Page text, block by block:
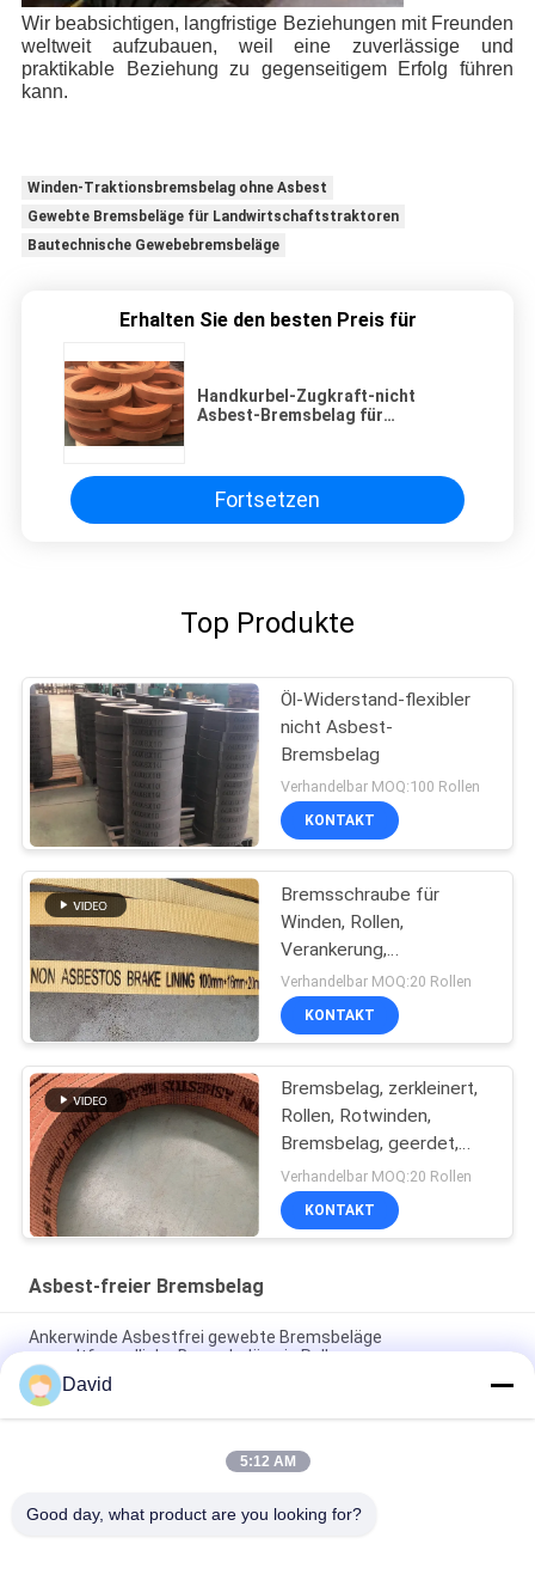
Wir beabsichtigen, langfristige Beziehungen mit Freunden
weltweit aufzubauen, weil eine zuverlässige und
praktikable Beziehung zu gegenseitigem Erfolg führen
kann.
Winden-Traktionsbremsbelag ohne Asbest
Gewebte Bremsbeläge für Landwirtschaftstraktoren
Bautechnische Gewebebremsbeläge
Erhalten Sie den besten Preis für
Handkurbel-Zugkraft-nicht
Asbest-Bremsbelag für
Fortsetzen
Top Produkte
Öl-Widerstand-flexibler
nicht Asbest-
Bremsbelag
Verhandelbar MOQ:100 Rollen
KONTAKT
Bremsschraube für
Winden, Rollen,
Verankerung,
Bremsschraube für
Winden, Bremsschraube
aus nicht aus Asbest
Verhandelbar MOQ:20 Rollen
KONTAKT
Bremsbelag, zerkleinert,
Rollen, Rotwinden,
Bremsbelag, geerdet,
gewebte Bremsbelag
Verhandelbar MOQ:20 Rollen
KONTAKT
Asbest-freier Bremsbelag
Ankerwinde Asbestfrei gewebte Bremsbeläge
umweltfreundliche Bremsbeläge in Rollen
Windlass Zuckermühle Asbestfreie Bremsbeläge für
Baumaschinen
Flexibles Material für industrielle Reibung Asbest freie
David
5:12 AM
Good day, what product are you looking for?